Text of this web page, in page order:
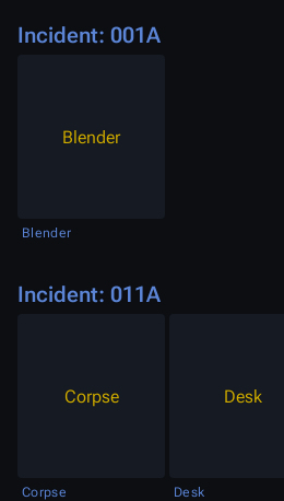
Incident: 001A
Blender
Blender
Incident: 011A
Corpse
Corpse
Desk
Desk